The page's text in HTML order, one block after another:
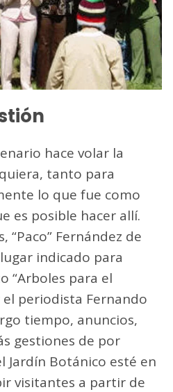
hace volar la
tanto para
lo que fue como
es posible hacer allí.
“Paco” Fernández de
indicado para
“Arboles para el
periodista Fernando
tiempo, anuncios,
gestiones de por
Jardín Botánico esté en
visitantes a partir de